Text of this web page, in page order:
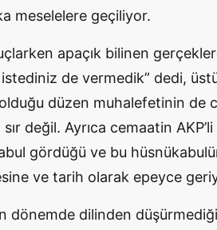
meselelere geçiliyor.
apaçık bilinen
istediniz de vermedik” dedi,
düzen muhalefetinin de
değil. Ayrıca cemaatin AKP’li
gördüğü ve bu
ve tarih olarak epeyce
dönemde dilinden düşürmediği